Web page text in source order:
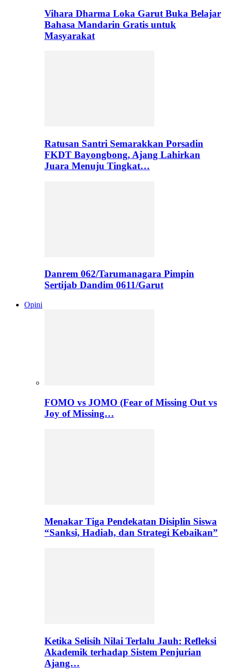
Vihara Dharma Loka Garut Buka Belajar
Bahasa Mandarin Gratis untuk
Masyarakat
Ratusan Santri Semarakkan Porsadin
FKDT Bayongbong, Ajang Lahirkan
Juara Menuju Tingkat…
Danrem 062/Tarumanagara Pimpin
Sertijab Dandim 0611/Garut
Opini
FOMO vs JOMO (Fear of Missing Out vs
Joy of Missing…
Menakar Tiga Pendekatan Disiplin Siswa
“Sanksi, Hadiah, dan Strategi Kebaikan”
Ketika Selisih Nilai Terlalu Jauh: Refleksi
Akademik terhadap Sistem Penjurian
Ajang…